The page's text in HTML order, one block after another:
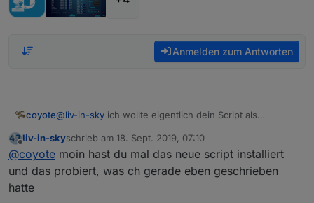
Anmelden zum Antworten
coyote@liv-in-sky ich wollte eigentlich dein Script als
noch ein anderes Script dafür laufen)
Habe allerdings etwas Probleme damit, der Datenpunkt
meines Smartphones, wechselt ständig von true/false
und umgekehrt, obwohl das Phone immer eingebucht
Offline
liv-in-skyschrieb am 18. Sept. 2019, 07:10
zuletzt editiert von
@coyote moin hast du mal das neue script installiert
und das probiert, was ch gerade eben geschrieben
hatte